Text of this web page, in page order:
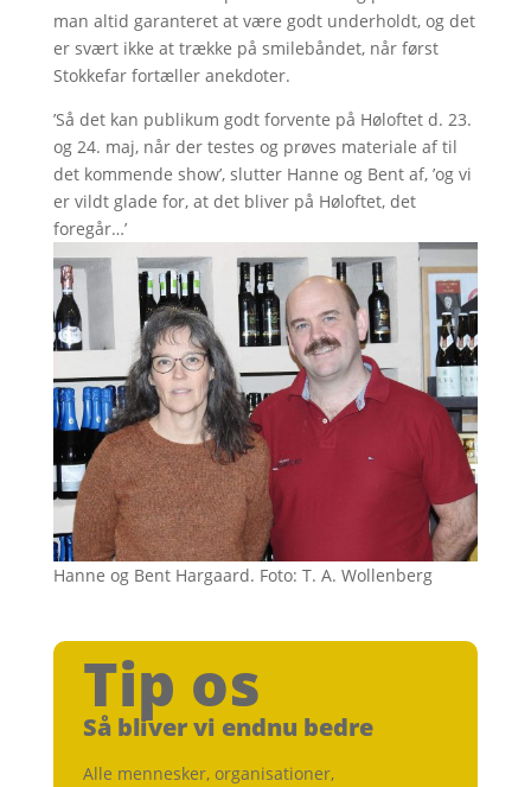
man altid garanteret at være godt underholdt, og det
er svært ikke at trække på smilebåndet, når først
Stokkefar fortæller anekdoter.
’Så det kan publikum godt forvente på Høloftet d. 23.
og 24. maj, når der testes og prøves materiale af til
det kommende show’, slutter Hanne og Bent af, ’og vi
er vildt glade for, at det bliver på Høloftet, det
foregår…’
Hanne og Bent Hargaard. Foto: T. A. Wollenberg
Tip os
Så bliver vi endnu bedre
Alle mennesker, organisationer,